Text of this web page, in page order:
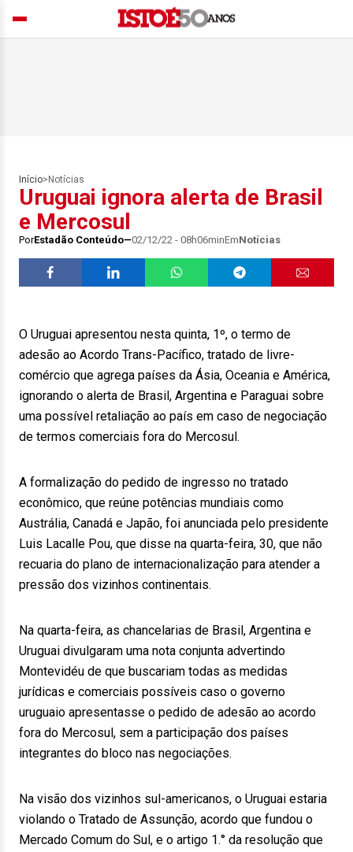
Início> Notícias
Uruguai ignora alerta de Brasil
e Mercosul
PorEstadão Conteúdo 02/12/22 - 08h06minEmNotícias
O Uruguai apresentou nesta quinta, 1º, o termo de
adesão ao Acordo Trans-Pacífico, tratado de livre-
comércio que agrega países da Ásia, Oceania e América,
ignorando o alerta de Brasil, Argentina e Paraguai sobre
uma possível retaliação ao país em caso de negociação
de termos comerciais fora do Mercosul.
A formalização do pedido de ingresso no tratado
econômico, que reúne potências mundiais como
Austrália, Canadá e Japão, foi anunciada pelo presidente
Luis Lacalle Pou, que disse na quarta-feira, 30, que não
recuaria do plano de internacionalização para atender a
pressão dos vizinhos continentais.
Na quarta-feira, as chancelarias de Brasil, Argentina e
Uruguai divulgaram uma nota conjunta advertindo
Montevidéu de que buscariam todas as medidas
jurídicas e comerciais possíveis caso o governo
uruguaio apresentasse o pedido de adesão ao acordo
fora do Mercosul, sem a participação dos países
integrantes do bloco nas negociações.
Na visão dos vizinhos sul-americanos, o Uruguai estaria
violando o Tratado de Assunção, acordo que fundou o
Mercado Comum do Sul, e o artigo 1.° da resolução que